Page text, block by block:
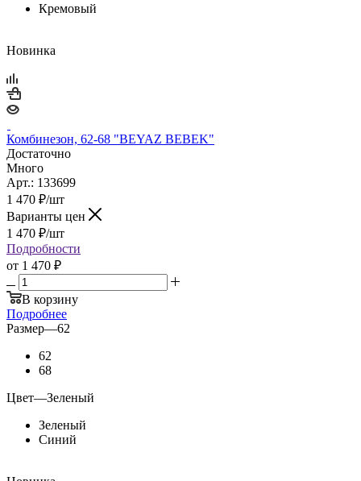
Кремовый
Новинка
Комбинезон, 62-68 "BEYAZ BEBEK"
Достаточно
Много
Арт.: 133699
1 470 ₽/шт
Варианты цен
1 470 ₽/шт
Подробности
от 1 470 ₽
В корзину
Подробнее
Размер—62
62
68
Цвет—Зеленый
Зеленый
Синий